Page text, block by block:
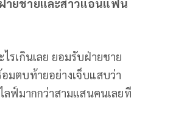
ายชายและสาวแอนแฟน
รเกินเลย ยอมรับฝ่ายชาย
มตบท้ายอย่างเจ็บแสบว่า
ลฟ์มากกว่าสามแสนคนเลยที